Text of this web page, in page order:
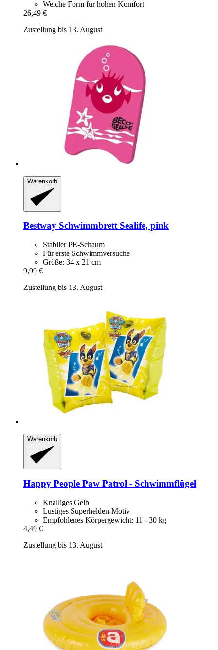
Weiche Form für hohen Komfort
26,49 €
Zustellung bis 13. August
Warenkorb
Bestway Schwimmbrett Sealife, pink
Stabiler PE-Schaum
Für erste Schwimmversuche
Größe: 34 x 21 cm
9,99 €
Zustellung bis 13. August
Warenkorb
Happy People Paw Patrol -​ Schwimmflügel
Knalliges Gelb
Lustiges Superhelden-Motiv
Empfohlenes Körpergewicht: 11 - 30 kg
4,49 €
Zustellung bis 13. August